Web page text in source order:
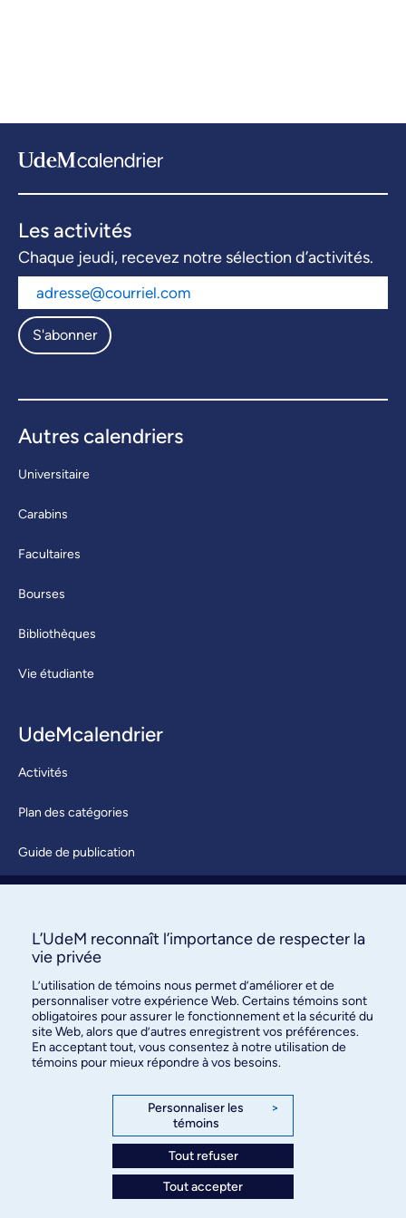
Les activités
Chaque jeudi, recevez notre sélection d’activités.
S'abonner
Autres calendriers
Universitaire
Carabins
Facultaires
Bourses
Bibliothèques
Vie étudiante
UdeMcalendrier
Activités
Plan des catégories
Guide de publication
À propos / Nous joindre
des relations publiques
3744, rue Jean-Brillant, bureau 490
Montréal (Québec) H3T 1P1
L’UdeM reconnaît l’importance de respecter la
vie privée
L’utilisation de témoins nous permet d’améliorer et de
personnaliser votre expérience Web. Certains témoins sont
obligatoires pour assurer le fonctionnement et la sécurité du
site Web, alors que d’autres enregistrent vos préférences.
En acceptant tout, vous consentez à notre utilisation de
témoins pour mieux répondre à vos besoins.
Personnaliser les
témoins
>
Tout refuser
Tout accepter